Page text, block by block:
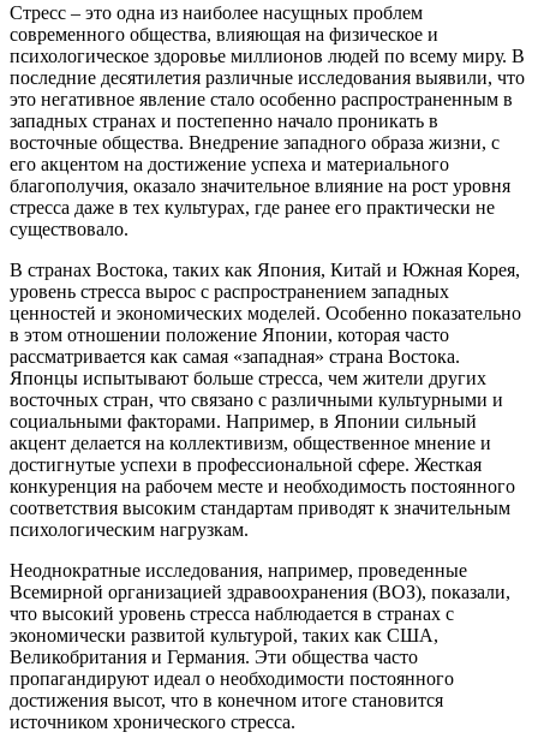
Стресс – это одна из наиболее насущных проблем
современного общества, влияющая на физическое и
психологическое здоровье миллионов людей по всему миру. В
последние десятилетия различные исследования выявили, что
это негативное явление стало особенно распространенным в
западных странах и постепенно начало проникать в
восточные общества. Внедрение западного образа жизни, с
его акцентом на достижение успеха и материального
благополучия, оказало значительное влияние на рост уровня
стресса даже в тех культурах, где ранее его практически не
существовало.
В странах Востока, таких как Япония, Китай и Южная Корея,
уровень стресса вырос с распространением западных
ценностей и экономических моделей. Особенно показательно
в этом отношении положение Японии, которая часто
рассматривается как самая «западная» страна Востока.
Японцы испытывают больше стресса, чем жители других
восточных стран, что связано с различными культурными и
социальными факторами. Например, в Японии сильный
акцент делается на коллективизм, общественное мнение и
достигнутые успехи в профессиональной сфере. Жесткая
конкуренция на рабочем месте и необходимость постоянного
соответствия высоким стандартам приводят к значительным
психологическим нагрузкам.
Неоднократные исследования, например, проведенные
Всемирной организацией здравоохранения (ВОЗ), показали,
что высокий уровень стресса наблюдается в странах с
экономически развитой культурой, таких как США,
Великобритания и Германия. Эти общества часто
пропагандируют идеал о необходимости постоянного
достижения высот, что в конечном итоге становится
источником хронического стресса.